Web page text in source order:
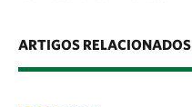
ARTIGOS RELACIONADOS